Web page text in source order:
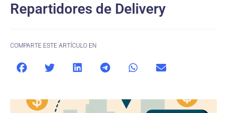
Repartidores de Delivery
COMPARTE ESTE ARTÍCULO EN